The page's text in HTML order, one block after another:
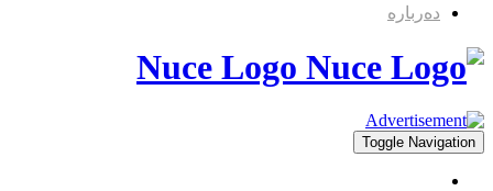
دەربارە
Nuce Logo
Toggle Navigation